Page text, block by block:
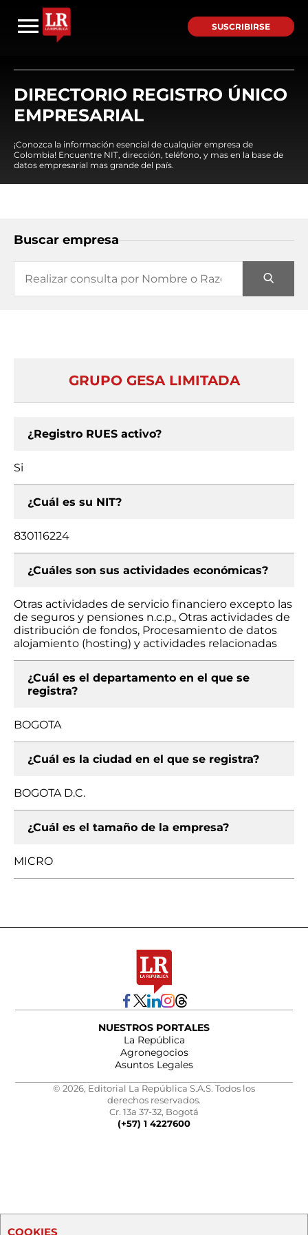
SUSCRIBIRSE
DIRECTORIO REGISTRO ÚNICO
EMPRESARIAL
¡Conozca la información esencial de cualquier empresa de
Colombia! Encuentre NIT, dirección, teléfono, y mas en la base de
datos empresarial mas grande del país.
Buscar empresa
GRUPO GESA LIMITADA
¿Registro RUES activo?
Si
¿Cuál es su NIT?
830116224
¿Cuáles son sus actividades económicas?
Otras actividades de servicio financiero excepto las
de seguros y pensiones n.c.p., Otras actividades de
distribución de fondos, Procesamiento de datos
alojamiento (hosting) y actividades relacionadas
¿Cuál es el departamento en el que se
registra?
BOGOTA
¿Cuál es la ciudad en el que se registra?
BOGOTA D.C.
¿Cuál es el tamaño de la empresa?
MICRO
NUESTROS PORTALES
La República
Agronegocios
Asuntos Legales
© 2026, Editorial La República S.A.S. Todos los
derechos reservados.
Cr. 13a 37-32, Bogotá
(+57) 1 4227600
COOKIES